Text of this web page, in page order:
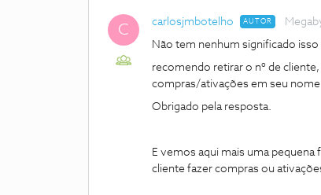
C carlosjmbotelho AUTOR
Não tem nenhum significado isso
recomendo retirar o nº de
compras/ativações em seu
Obrigado pela resposta.
E vemos aqui mais uma
cliente fazer compras ou